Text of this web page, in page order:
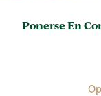
Ponerse En